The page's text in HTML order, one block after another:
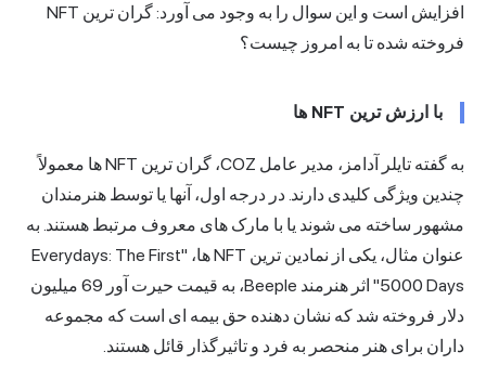
افزایش است و این سوال را به وجود می آورد: گران ترین NFT
فروخته شده تا به امروز چیست؟
با ارزش ترین NFT ها
به گفته تایلر آدامز، مدیر عامل COZ، گران ترین NFT ها معمولاً
چندین ویژگی کلیدی دارند. در درجه اول، آنها یا توسط هنرمندان
مشهور ساخته می شوند یا با مارک های معروف مرتبط هستند. به
عنوان مثال، یکی از نمادین ترین NFT ها، "Everydays: The First
5000 Days" اثر هنرمند Beeple، به قیمت حیرت آور 69 میلیون
دلار فروخته شد که نشان دهنده حق بیمه ای است که مجموعه
داران برای هنر منحصر به فرد و تاثیرگذار قائل هستند.